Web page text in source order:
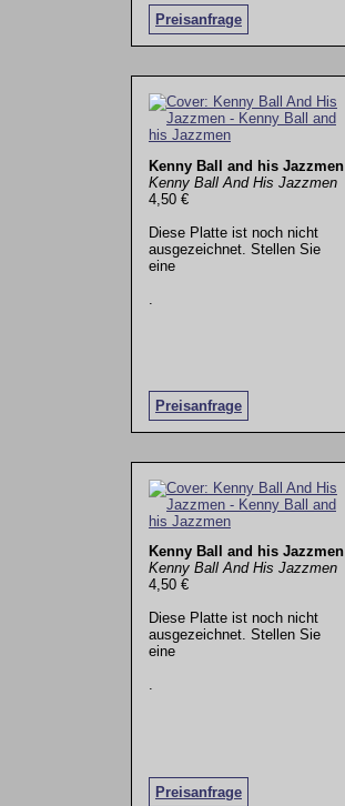
Preisanfrage
Kenny Ball and his Jazzmen
Kenny Ball And His Jazzmen
4,50 €
Diese Platte ist noch nicht
ausgezeichnet. Stellen Sie
eine
Preisanfrage
Kenny Ball and his Jazzmen
Kenny Ball And His Jazzmen
4,50 €
Diese Platte ist noch nicht
ausgezeichnet. Stellen Sie
eine
Preisanfrage
.